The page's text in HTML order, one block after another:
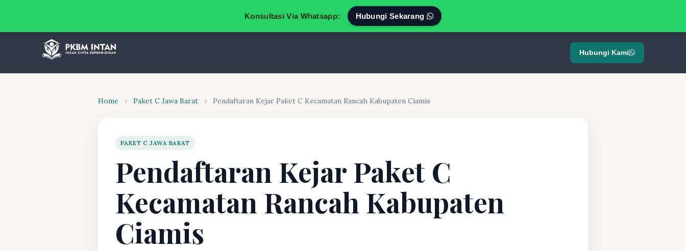
Konsultasi Via Whatsapp: Hubungi Sekarang
Hubungi Kami
Home › Paket C Jawa Barat › Pendaftaran Kejar Paket C Kecamatan Rancah Kabupaten Ciamis
PAKET C JAWA BARAT
Pendaftaran Kejar Paket C
Kecamatan Rancah Kabupaten
Ciamis